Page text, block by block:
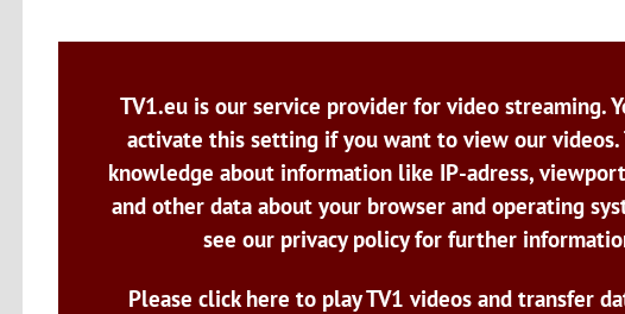
TV1.eu is our service provider for video streaming.
activate this setting if you want to view our videos.
knowledge about information like IP-adress,
and other data about your browser and operating
see our privacy policy for further
Please click here to play TV1 videos and transfer